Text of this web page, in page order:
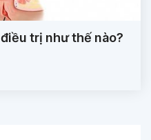
trị như thế nào?